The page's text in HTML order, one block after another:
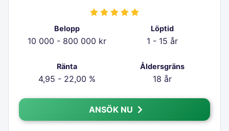
Belopp
10 000 - 800 000 kr
Löptid
1 - 15 år
Ränta
4,95 - 22,00 %
Åldersgräns
18 år
ANSÖK NU